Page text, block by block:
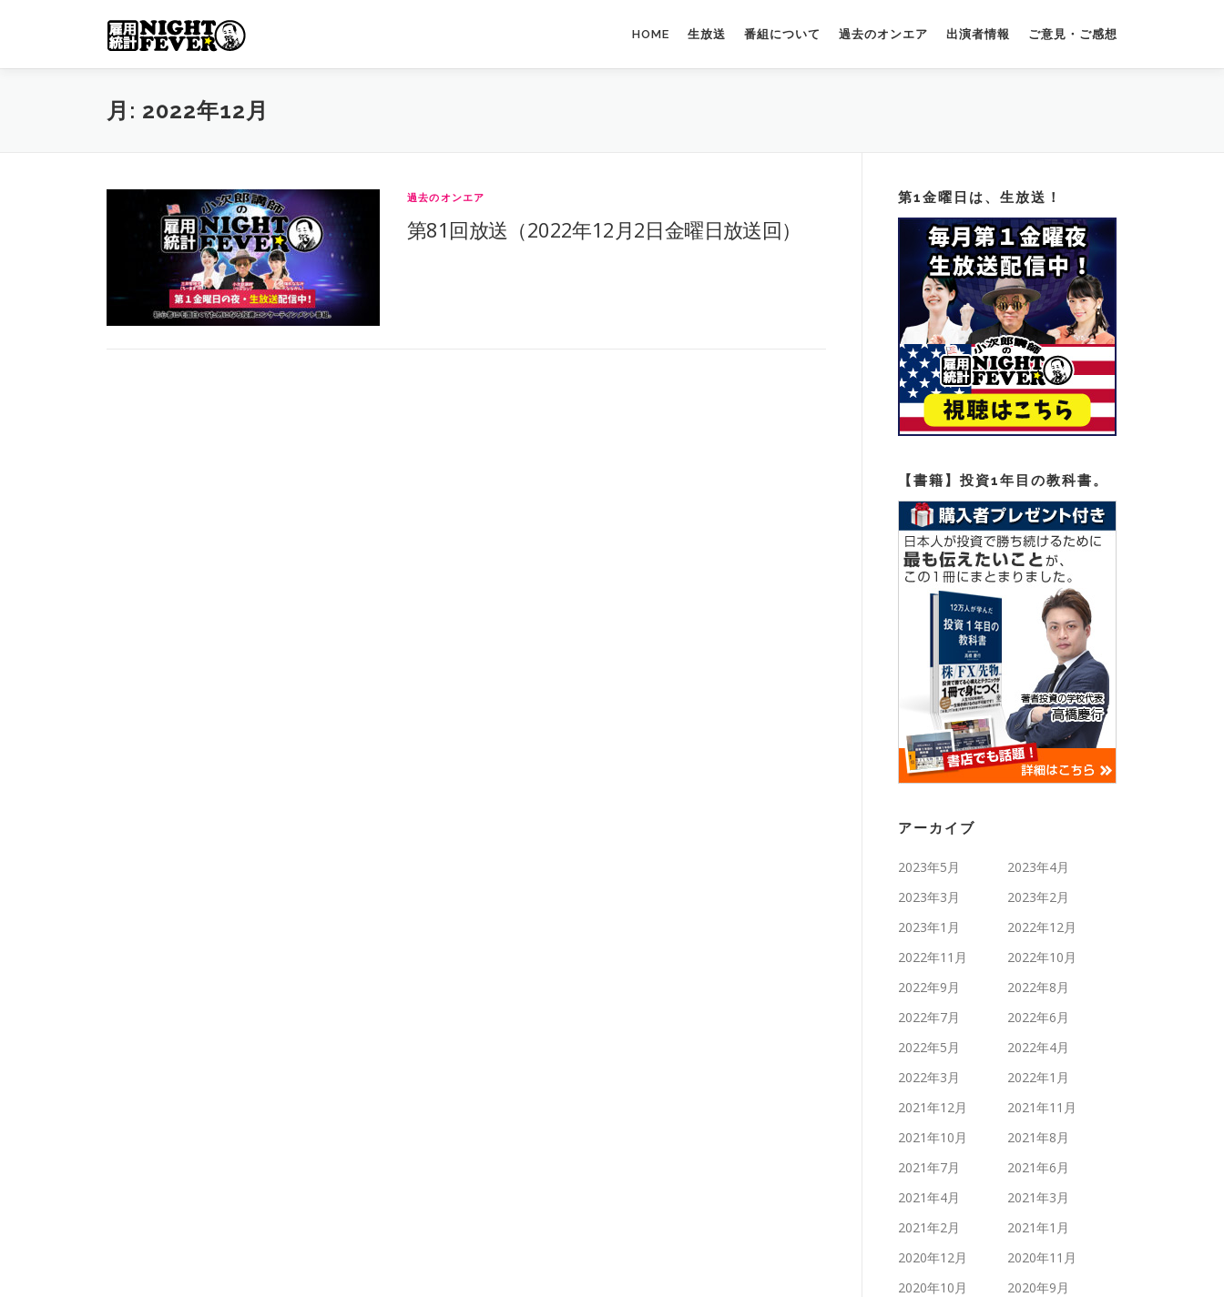
HOME 生放送 番組について 過去のオンエア 出演者情報 ご意見・ご感想
月: 2022年12月
過去のオンエア
第81回放送（2022年12月2日金曜日放送回）
第1金曜日は、生放送！
【書籍】投資1年目の教科書。
アーカイブ
2023年5月
2023年4月
2023年3月
2023年2月
2023年1月
2022年12月
2022年11月
2022年10月
2022年9月
2022年8月
2022年7月
2022年6月
2022年5月
2022年4月
2022年3月
2022年1月
2021年12月
2021年11月
2021年10月
2021年8月
2021年7月
2021年6月
2021年4月
2021年3月
2021年2月
2021年1月
2020年12月
2020年11月
2020年10月
2020年9月